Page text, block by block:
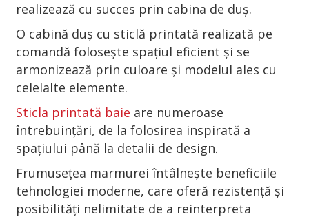
realizează cu succes prin cabina de duș.
O cabină duș cu sticlă printată realizată pe
comandă folosește spațiul eficient și se
armonizează prin culoare și modelul ales cu
celelalte elemente.
Sticla printată baie are numeroase
întrebuințări, de la folosirea inspirată a
spațiului până la detalii de design.
Frumusețea marmurei întâlnește beneficiile
tehnologiei moderne, care oferă rezistență și
posibilități nelimitate de a reinterpreta